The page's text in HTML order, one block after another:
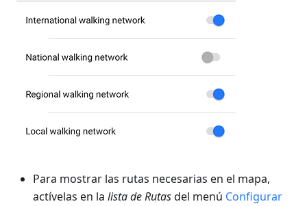
Para mostrar las rutas necesarias en el mapa,
actívelas en la lista de Rutasdel menú Configurar